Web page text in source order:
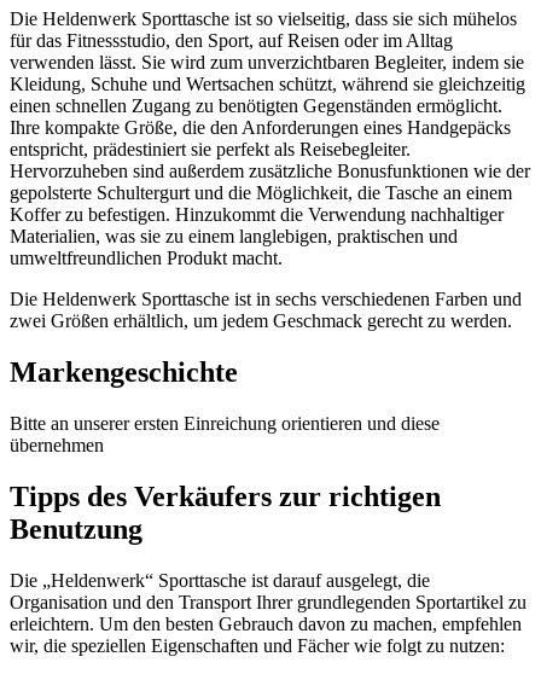
Die Heldenwerk Sporttasche ist so vielseitig, dass sie sich mühelos
für das Fitnessstudio, den Sport, auf Reisen oder im Alltag
verwenden lässt. Sie wird zum unverzichtbaren Begleiter, indem sie
Kleidung, Schuhe und Wertsachen schützt, während sie gleichzeitig
einen schnellen Zugang zu benötigten Gegenständen ermöglicht.
Ihre kompakte Größe, die den Anforderungen eines Handgepäcks
entspricht, prädestiniert sie perfekt als Reisebegleiter.
Hervorzuheben sind außerdem zusätzliche Bonusfunktionen wie der
gepolsterte Schultergurt und die Möglichkeit, die Tasche an einem
Koffer zu befestigen. Hinzukommt die Verwendung nachhaltiger
Materialien, was sie zu einem langlebigen, praktischen und
umweltfreundlichen Produkt macht.
Die Heldenwerk Sporttasche ist in sechs verschiedenen Farben und
zwei Größen erhältlich, um jedem Geschmack gerecht zu werden.
Markengeschichte
Bitte an unserer ersten Einreichung orientieren und diese
übernehmen
Tipps des Verkäufers zur richtigen
Benutzung
Die „Heldenwerk“ Sporttasche ist darauf ausgelegt, die
Organisation und den Transport Ihrer grundlegenden Sportartikel zu
erleichtern. Um den besten Gebrauch davon zu machen, empfehlen
wir, die speziellen Eigenschaften und Fächer wie folgt zu nutzen: